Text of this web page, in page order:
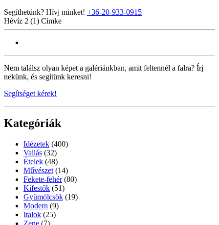
Segíthetünk? Hívj minket! +36-20-933-0915
Hévíz 2 (1) Címke
Nem találsz olyan képet a galériánkban, amit feltennél a falra? Írj
nekünk, és segítünk keresni!
Segítséget kérek!
Kategóriák
Idézetek (400)
Vallás (32)
Ételek (48)
Művészet (14)
Fekete-fehér (80)
Kifestők (51)
Gyümölcsök (19)
Modern (9)
Italok (25)
Zene (7)